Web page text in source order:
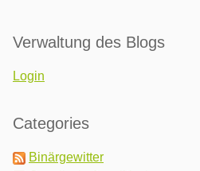
Verwaltung des Blogs
Login
Categories
Binärgewitter